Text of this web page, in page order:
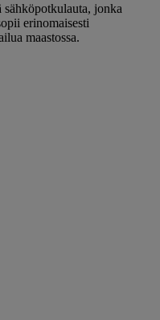
sähköpotkulauta, jonka
erinomaisesti
maastossa.